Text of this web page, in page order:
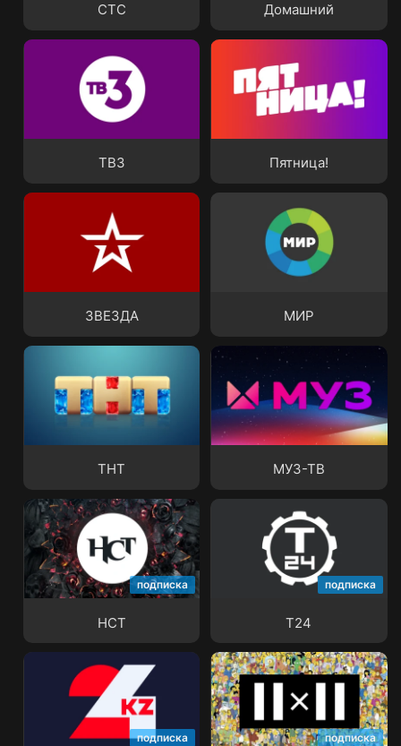
СТС Домашний
ТВ3 Пятница!
ЗВЕЗДА МИР
ТНТ
МУЗ-ТВ
МУЗ-ТВ
подписка
НСТ
НСТ
подписка
Т24
подписка подписка
2x2